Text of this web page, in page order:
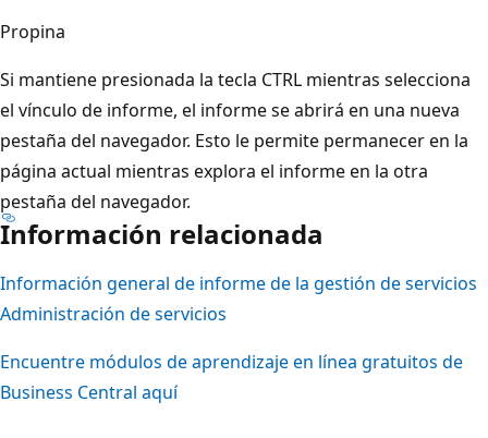
Propina
Si mantiene presionada la tecla CTRL mientras selecciona
el vínculo de informe, el informe se abrirá en una nueva
pestaña del navegador. Esto le permite permanecer en la
página actual mientras explora el informe en la otra
pestaña del navegador.
Información relacionada
Información general de informe de la gestión de servicios
Administración de servicios
Encuentre módulos de aprendizaje en línea gratuitos de
Business Central aquí